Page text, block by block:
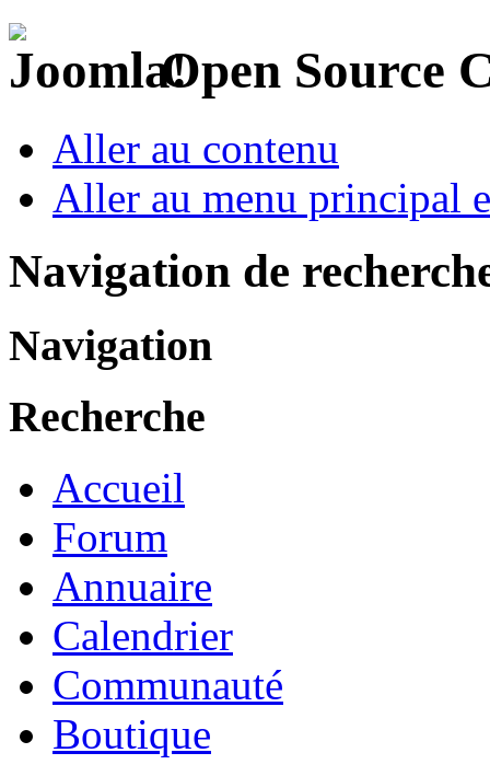
Open Source
Aller au contenu
Aller au menu principal
Navigation de
Navigation
Recherche
Accueil
Forum
Annuaire
Calendrier
Communauté
Boutique